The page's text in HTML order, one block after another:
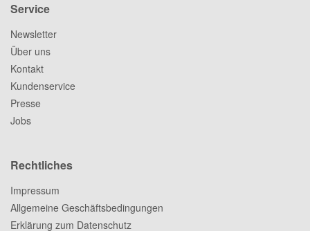
Service
Newsletter
Über uns
Kontakt
Kundenservice
Presse
Jobs
Rechtliches
Impressum
Allgemeine Geschäftsbedingungen
Erklärung zum Datenschutz